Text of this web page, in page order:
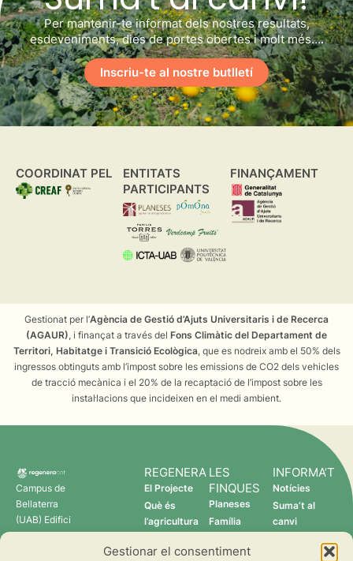
Gestionar el consentiment
Per mantenir-te informat dels nostres resultats,
esdeveniments, dies de portes obertes i molt més….
Inscriu-te al nostre butlletí
COORDINAT PEL
ENTITATS
PARTICIPANTS
FINANÇAMENT
Gestionat per l’Agència de Gestió d’Ajuts Universitaris i de Recerca
(AGAUR) , i finançat a través del Fons Climàtic del Departament de
Territori, Habitatge i Transició Ecològica , que es nodreix amb el 50% dels
ingressos obtinguts amb l’impost sobre les emissions de CO2 dels vehicles
de tracció mecànica i el 20% de la recaptació de l’impost sobre les
instal·lacions que incideixen en el medi ambient.
Campus de
Bellaterra
(UAB) Edifici
C 08193
REGENERA
El Projecte
Què és
l’agricultura
Qui som
LES
FINQUES
Planeses
Família
Verdcamp
INFORMA’T
Notícies
Suma’t al
canvi